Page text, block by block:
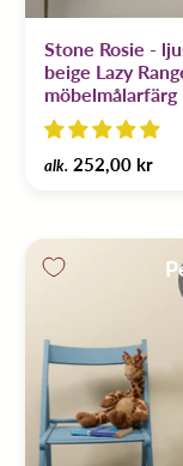
Stone Rosie -
beige Lazy
möbelmålarfärg
alk. 252,00 kr